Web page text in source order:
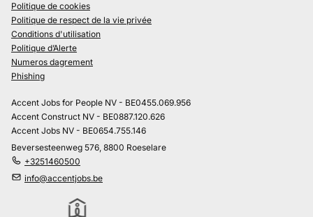
Politique de cookies
Politique de respect de la vie privée
Conditions d'utilisation
Politique d’Alerte
Numeros dagrement
Phishing
Accent Jobs for People NV - BE0455.069.956
Accent Construct NV - BE0887.120.626
Accent Jobs NV - BE0654.755.146
Beversesteenweg 576, 8800 Roeselare
+3251460500
info@accentjobs.be